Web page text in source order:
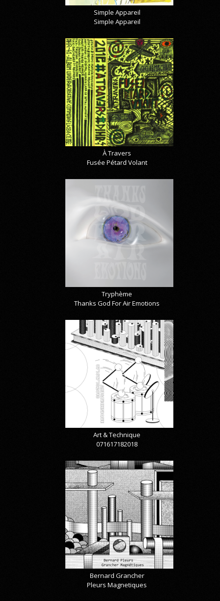
Simple Appareil
Simple Appareil
À Travers
Fusée Pétard Volant
Tryphème
Thanks God For Air Emotions
Art & Technique
071617182018
Bernard Grancher
Pleurs Magnetiques